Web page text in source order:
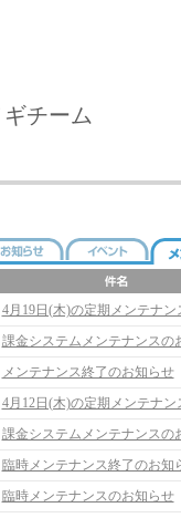
チーム
4月19日(木)の定期メンテナン
課金システムメンテナンスの
メンテナンス終了のお知らせ
4月12日(木)の定期メンテナン
課金システムメンテナンスの
臨時メンテナンス終了のお知
臨時メンテナンスのお知らせ